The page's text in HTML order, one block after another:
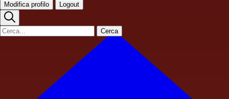
Modifica profilo Logout
Cerca